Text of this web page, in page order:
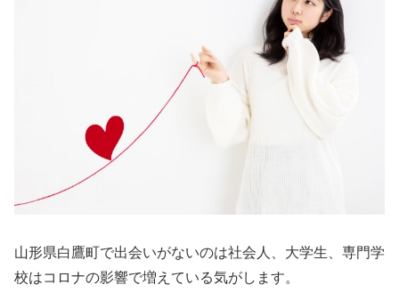
山形県白鷹町で出会いがないのは社会人、大学生、専門学
校はコロナの影響で増えている気がします。